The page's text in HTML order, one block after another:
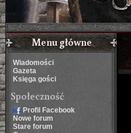
Menu główne
Wiadomości
Gazeta
Księga gości
Społeczność
Profil Facebook
Nowe forum
Stare forum